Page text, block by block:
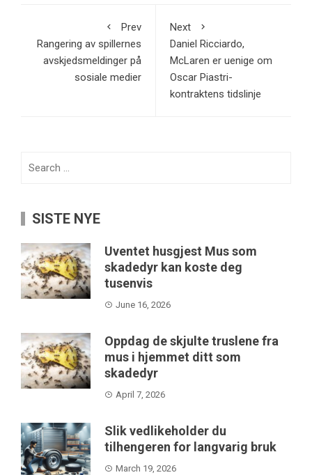
Prev
Rangering av spillernes
avskjedsmeldinger på
sosiale medier
Next
Daniel Ricciardo,
McLaren er uenige om
Oscar Piastri-
kontraktens tidslinje
SISTE NYE
Uventet husgjest Mus som
skadedyr kan koste deg
tusenvis
June 16, 2026
Oppdag de skjulte truslene fra
mus i hjemmet ditt som
skadedyr
April 7, 2026
Slik vedlikeholder du
tilhengeren for langvarig bruk
March 19, 2026